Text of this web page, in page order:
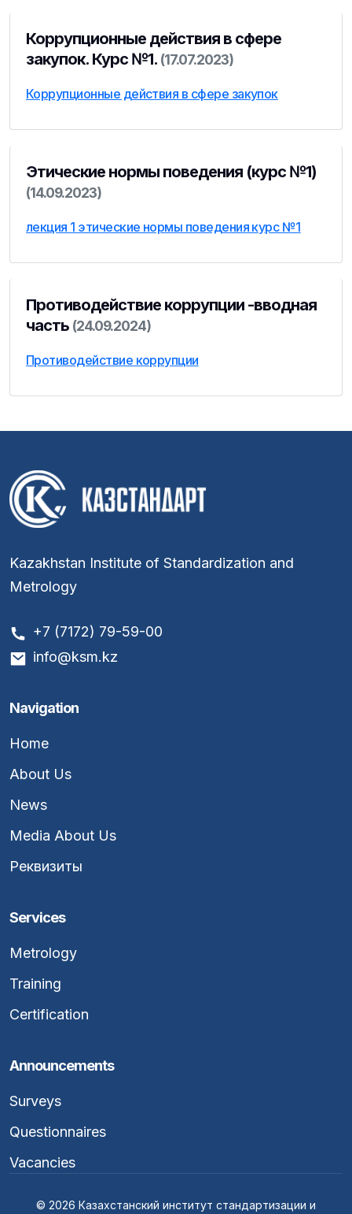
Коррупционные действия в сфере
закупок. Курс №1. (17.07.2023)
Коррупционные действия в сфере закупок
Этические нормы поведения (курс №1)
(14.09.2023)
лекция 1 этические нормы поведения курс №1
Противодействие коррупции -вводная
часть (24.09.2024)
Противодействие коррупции
Kazakhstan Institute of Standardization and
Metrology
+7 (7172) 79-59-00
info@ksm.kz
Navigation
Home
About Us
News
Media About Us
Реквизиты
Services
Metrology
Training
Certification
Announcements
Surveys
Questionnaires
Vacancies
© 2026 Казахстанский институт стандартизации и